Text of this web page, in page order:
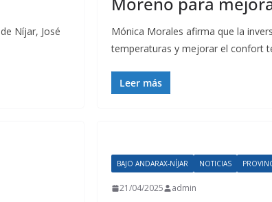
Níjar, José
Mónica Morales afirma que la
temperaturas y mejorar el confort
Leer más
BAJO ANDARAX-NÍJAR NOTICIAS
21/04/2025 admin